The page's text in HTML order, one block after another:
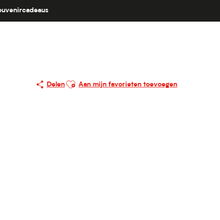
Delen
Ajouter aux favoris
Aan mijn favorieten toevoegen